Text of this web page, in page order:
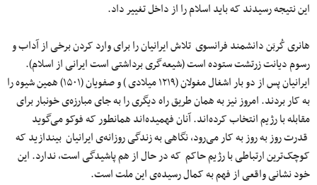
این نتیجه رسیدند که باید اسلام را از داخل تغییر داد.
هانری کُربَن دانشمند فرانسوی تلاش ایرانیان را برای وارد کردن برخی از آداب و
رسوم دیانت زرتشت ستوده است (شیعه‌گری برداشتی است ایرانی از اسلام).
ایرانیان پس از دو بار اشغال مغولان (۱۲۱۹ میلادی ) و صفویان (۱۵۰۱) همین شیوه را
به کار بردند. امروز نیز به همان طریق راه دیگری را به جای مبارزه‌ی خونبار برای
مقابله با رژیم انتخاب کرده‌اند. آنان فهمیده‌اند همانطور که فوکو می‌گوید
قدرت روز به روز به کار می‌رود، نگاهی به زندگی روزانه‌ی ایرانیان بیندازید که
کوچک‌ترین ارتباطی با رژیم حاکم که در حال از هم پاشیدگی است، ندارد. این
خود نشانی واقعی از فهم به کمال رسیده‌ی این ملت است.